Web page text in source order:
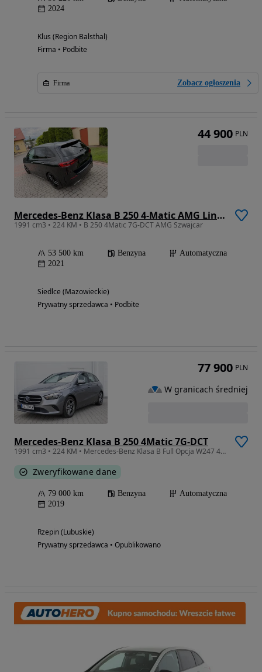
2024
Klus (Region Balsthal)
Firma • Podbite
Firma Zobacz ogłoszenia
Mercedes-Benz Klasa B 250 4-Matic AMG Line 7G-DCT
1991 cm3 • 224 KM • B 250 4Matic 7G-DCT AMG Szwajcar
53 500 km Benzyna
Automatyczna
2021
Siedlce (Mazowieckie)
Prywatny sprzedawca • Podbite
44 900 PLN
Mercedes-Benz Klasa B 250 4Matic 7G-DCT
1991 cm3 • 224 KM • Mercedes-Benz Klasa B Full Opcja W247 4MATIC Wentyle Head Up
Zweryfikowane dane
79 000 km Benzyna
Automatyczna
2019
Rzepin (Lubuskie)
Prywatny sprzedawca • Opublikowano
77 900 PLN
W granicach średniej